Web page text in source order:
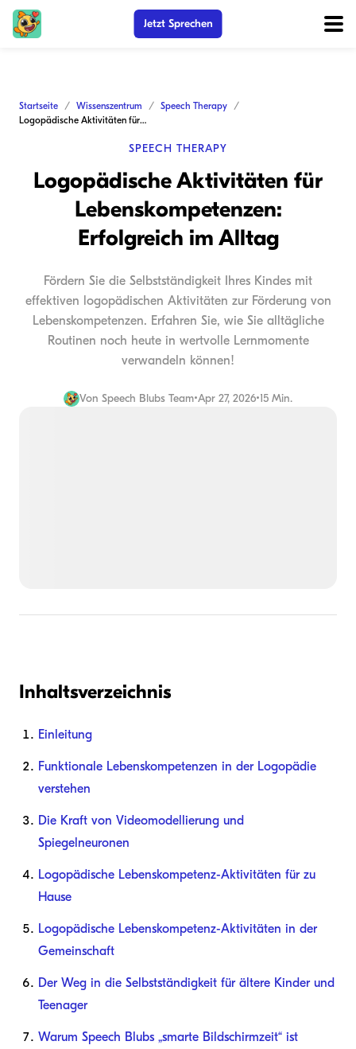
Jetzt Sprechen
Startseite Wissenszentrum
Speech Therapy
Logopädische Aktivitäten für Lebenskompetenzen: Erfolgreich im Alltag
SPEECH THERAPY
Logopädische Aktivitäten für
Lebenskompetenzen:
Erfolgreich im Alltag
Fördern Sie die Selbstständigkeit Ihres Kindes mit
effektiven logopädischen Aktivitäten zur Förderung von
Lebenskompetenzen. Erfahren Sie, wie Sie alltägliche
Routinen noch heute in wertvolle Lernmomente
verwandeln können!
Von Speech Blubs Team•Apr 27, 2026•15 Min.
Inhaltsverzeichnis
Einleitung
Funktionale Lebenskompetenzen in der Logopädie
verstehen
Die Kraft von Videomodellierung und
Spiegelneuronen
Logopädische Lebenskompetenz-Aktivitäten für zu
Hause
Logopädische Lebenskompetenz-Aktivitäten in der
Gemeinschaft
Der Weg in die Selbstständigkeit für ältere Kinder und
Teenager
Warum Speech Blubs „smarte Bildschirmzeit“ ist